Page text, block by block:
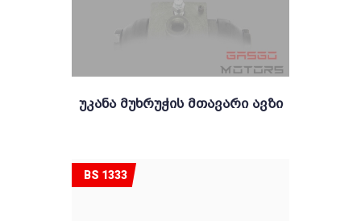
Უკანა Მუხრუჭის Მთავარი Ავზი
BS 1333